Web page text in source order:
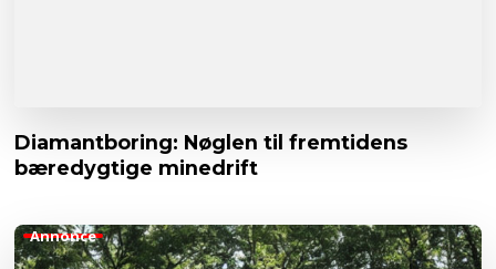
Diamantboring: Nøglen til fremtidens
bæredygtige minedrift
Annonce